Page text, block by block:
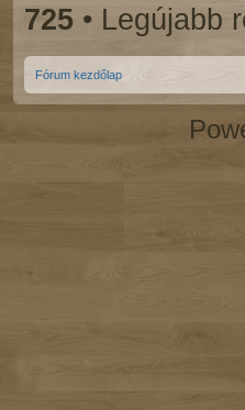
725 • Legújabb
Fórum kezdőlap